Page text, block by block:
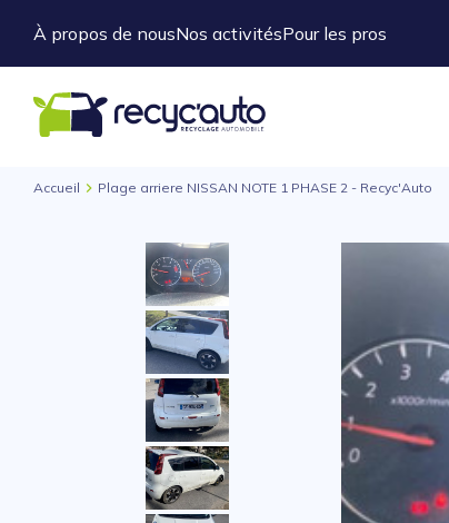
À propos de nousNos activitésPour les pros
Accueil Plage arriere NISSAN NOTE 1 PHASE 2 - Recyc'Auto